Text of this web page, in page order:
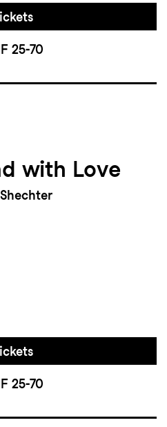
25-70
with Love
25-70